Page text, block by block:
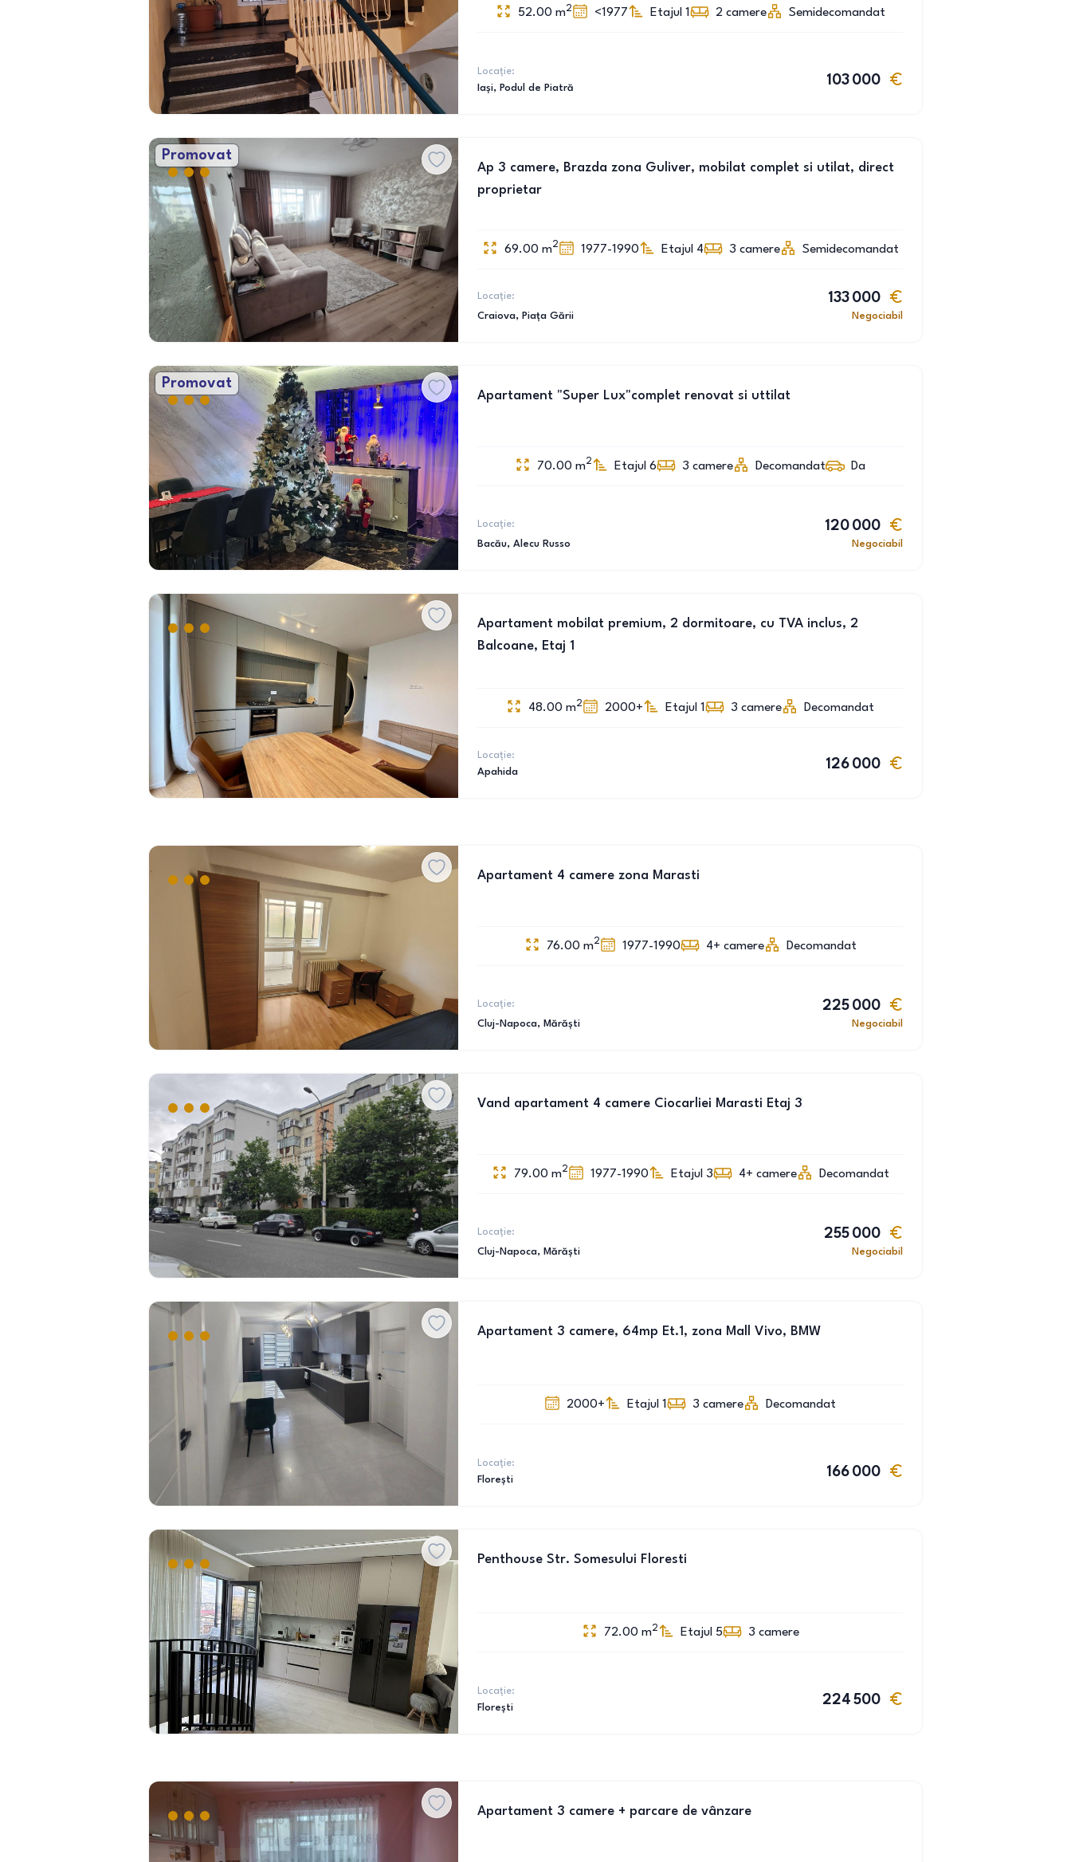
52.00 m2 <1977 Etajul 1 2 camere Semidecomandat
Locație:
Iași, Podul de Piatră
103 000
Promovat
Ap 3 camere, Brazda zona Guliver, mobilat complet si utilat, direct
proprietar
69.00 m2 1977-1990 Etajul 4 3 camere Semidecomandat
Locație:
Craiova, Piața Gării
133 000
Negociabil
Promovat
Apartament "Super Lux"complet renovat si uttilat
70.00 m2 Etajul 6 3 camere Decomandat Da
Locație:
Bacău, Alecu Russo
120 000
Negociabil
Apartament mobilat premium, 2 dormitoare, cu TVA inclus, 2
Balcoane, Etaj 1
48.00 m2 2000+ Etajul 1 3 camere Decomandat
Locație:
Apahida
126 000
Apartament 4 camere zona Marasti
76.00 m2 1977-1990 4+ camere Decomandat
Locație:
Cluj-Napoca, Mărăști
225 000
Negociabil
Vand apartament 4 camere Ciocarliei Marasti Etaj 3
79.00 m2 1977-1990 Etajul 3 4+ camere Decomandat
Locație:
Cluj-Napoca, Mărăști
255 000
Negociabil
Apartament 3 camere, 64mp Et.1, zona Mall Vivo, BMW
2000+ Etajul 1 3 camere Decomandat
Locație:
Florești
166 000
Penthouse Str. Somesului Floresti
72.00 m2 Etajul 5 3 camere
Locație:
Florești
224 500
Apartament 3 camere + parcare de vânzare